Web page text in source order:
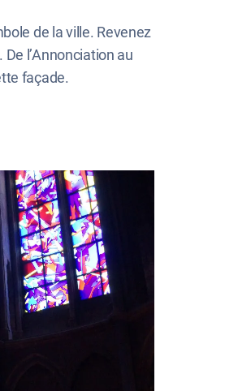
de la ville. Revenez
l’Annonciation au
façade.